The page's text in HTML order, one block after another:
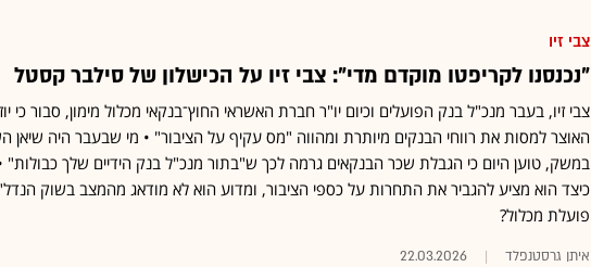
צבי זיו
"נכנסנו לקריפטו מוקדם מדי": צבי זיו על הכישלון של סילבר קסטל
צבי זיו, בעבר מנכ"ל בנק הפועלים וכיום יו"ר חברת האשראי החוץ־בנקאי מכלול מימון, סבור כי
האוצר למסות את רווחי הבנקים מיותרת ומהווה "מס עקיף על הציבור" • מי שבעבר היה שיאן
במשק, טוען היום כי הגבלת שכר הבנקאים גרמה לכך ש"בתור מנכ"ל בנק הידיים שלך כבולות"
כיצד הוא מציע להגביר את התחרות על כספי הציבור, ומדוע הוא לא מודאג מהמצב בשוק
פועלת מכלול?
איתן גרסטנפלד 22.03.2026